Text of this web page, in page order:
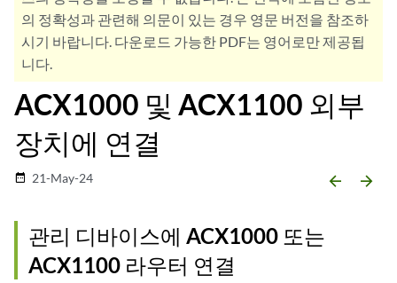
의 정확성과 관련해 의문이 있는 경우 영문 버전을 참조하
시기 바랍니다. 다운로드 가능한 PDF는 영어로만 제공됩
니다.
ACX1000 및 ACX1100 외부
장치에 연결
date_range 21-May-24 arrow_backward arrow_forward
관리 디바이스에 ACX1000 또는
ACX1100 라우터 연결